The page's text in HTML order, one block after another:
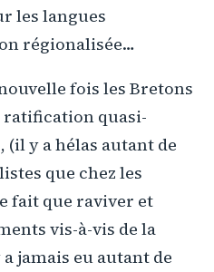
les langues
régionalisée…
fois les Bretons
ratification quasi-
(il y a hélas autant de
que chez les
fait que raviver et
vis-à-vis de la
jamais eu autant de